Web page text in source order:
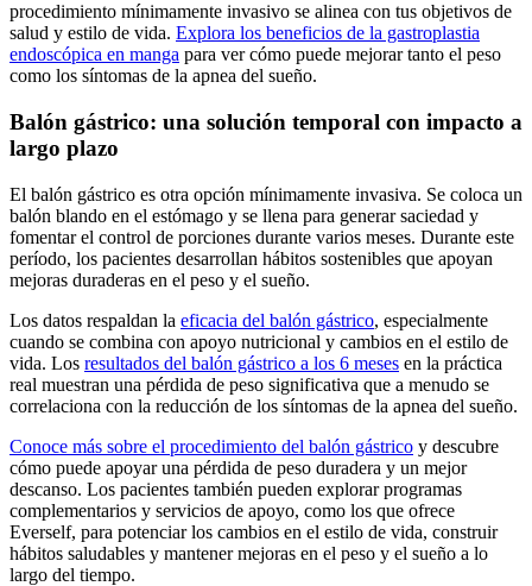
procedimiento mínimamente invasivo se alinea con tus objetivos de
salud y estilo de vida. Explora los beneficios de la gastroplastia
endoscópica en manga para ver cómo puede mejorar tanto el peso
como los síntomas de la apnea del sueño.
Balón gástrico: una solución temporal con impacto a
largo plazo
El balón gástrico es otra opción mínimamente invasiva. Se coloca un
balón blando en el estómago y se llena para generar saciedad y
fomentar el control de porciones durante varios meses. Durante este
período, los pacientes desarrollan hábitos sostenibles que apoyan
mejoras duraderas en el peso y el sueño.
Los datos respaldan la eficacia del balón gástrico, especialmente
cuando se combina con apoyo nutricional y cambios en el estilo de
vida. Los resultados del balón gástrico a los 6 meses en la práctica
real muestran una pérdida de peso significativa que a menudo se
correlaciona con la reducción de los síntomas de la apnea del sueño.
Conoce más sobre el procedimiento del balón gástrico y descubre
cómo puede apoyar una pérdida de peso duradera y un mejor
descanso. Los pacientes también pueden explorar programas
complementarios y servicios de apoyo, como los que ofrece
Everself, para potenciar los cambios en el estilo de vida, construir
hábitos saludables y mantener mejoras en el peso y el sueño a lo
largo del tiempo.